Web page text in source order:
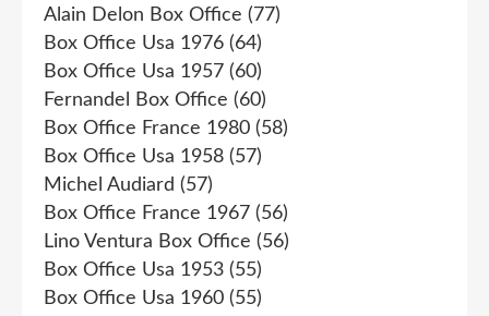
Alain Delon Box Office (77)
Box Office Usa 1976 (64)
Box Office Usa 1957 (60)
Fernandel Box Office (60)
Box Office France 1980 (58)
Box Office Usa 1958 (57)
Michel Audiard (57)
Box Office France 1967 (56)
Lino Ventura Box Office (56)
Box Office Usa 1953 (55)
Box Office Usa 1960 (55)